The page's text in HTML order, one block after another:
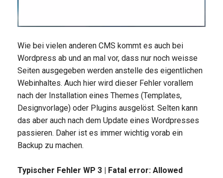
Wie bei vielen anderen CMS kommt es auch bei
Wordpress ab und an mal vor, dass nur noch weisse
Seiten ausgegeben werden anstelle des eigentlichen
Webinhaltes. Auch hier wird dieser Fehler vorallem
nach der Installation eines Themes (Templates,
Designvorlage) oder Plugins ausgelöst. Selten kann
das aber auch nach dem Update eines Wordpresses
passieren. Daher ist es immer wichtig vorab ein
Backup zu machen.
Typischer Fehler WP 3 | Fatal error: Allowed